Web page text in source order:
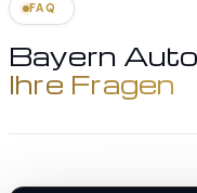
FAQ
Bayern
Ihre Fragen